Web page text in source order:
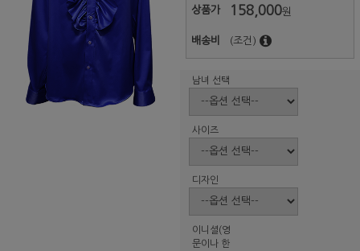
상품가 158,000원
배송비 (조건)
남녀 선택
사이즈
디자인
이니셜(영
문이나 한